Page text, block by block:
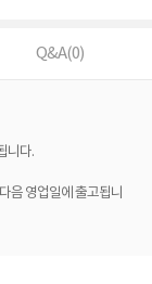
Q&A(0)
니다.
음 영업일에 출고됩니